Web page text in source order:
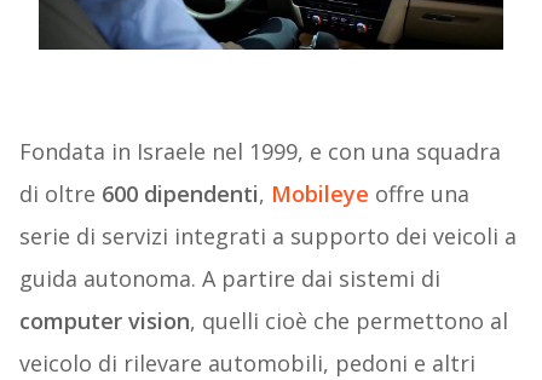
Fondata in Israele nel 1999, e con una squadra
di oltre 600 dipendenti, Mobileye offre una
serie di servizi integrati a supporto dei veicoli a
guida autonoma. A partire dai sistemi di
computer vision, quelli cioè che permettono al
veicolo di rilevare automobili, pedoni e altri